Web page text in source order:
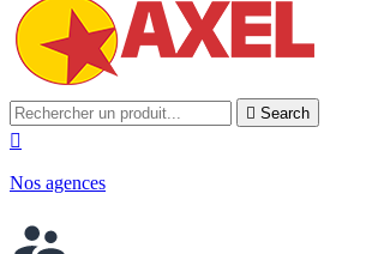
 Search

Nos agences